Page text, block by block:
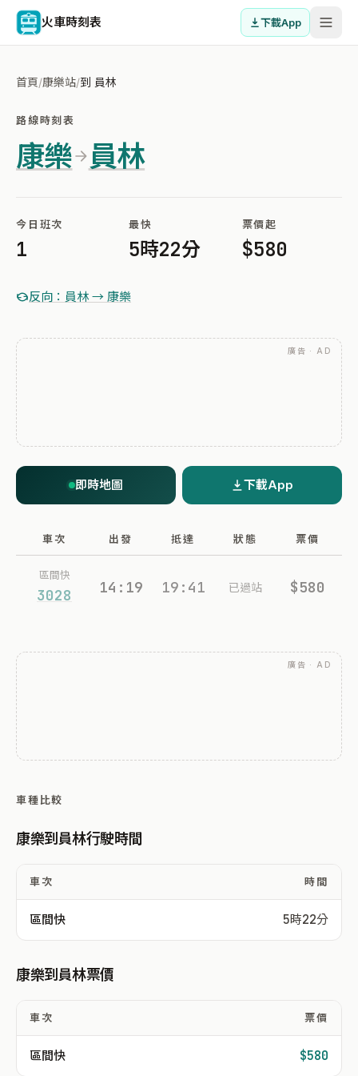
火車時刻表 下載App
首頁/康樂站/到 員林
路線時刻表
康樂 員林
今日班次
1
最快
5時22分
票價起
$580
反向：員林 → 康樂
廣告 · AD
即時地圖 下載App
車次 出發 抵達 狀態 票價
區間快
3028 14:19 19:41 已過站 $580
廣告 · AD
車種比較
康樂到員林行駛時間
車次 時間
區間快 5時22分
康樂到員林票價
車次 票價
區間快 $580